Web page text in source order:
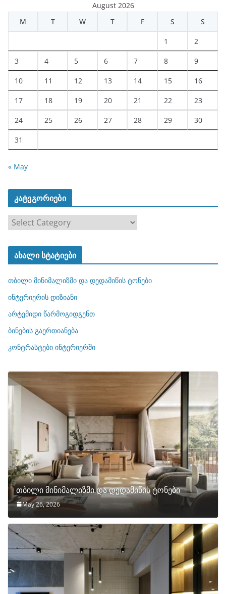
August 2026
M
T W T F S S
1 2
3 4 5 6 7 8 9
10 11 12 13 14 15 16
17 18 19 20 21 22 23
24 25 26 27 28 29 30
31
« May
კატეგორიები
ტ
ო
რ
ბ
ი
ახალი სტატიები
თბილი მინიმალიზმი და დედამიწის ტონები
ინტერიერის დიზიანი
არტემიდი წარმოგიდგენთ
ბინების გაერთიანება
კონტრასტები ინტერიერში
თბილი მინიმალიზმი და დედამიწის ტონები
May 26, 2026